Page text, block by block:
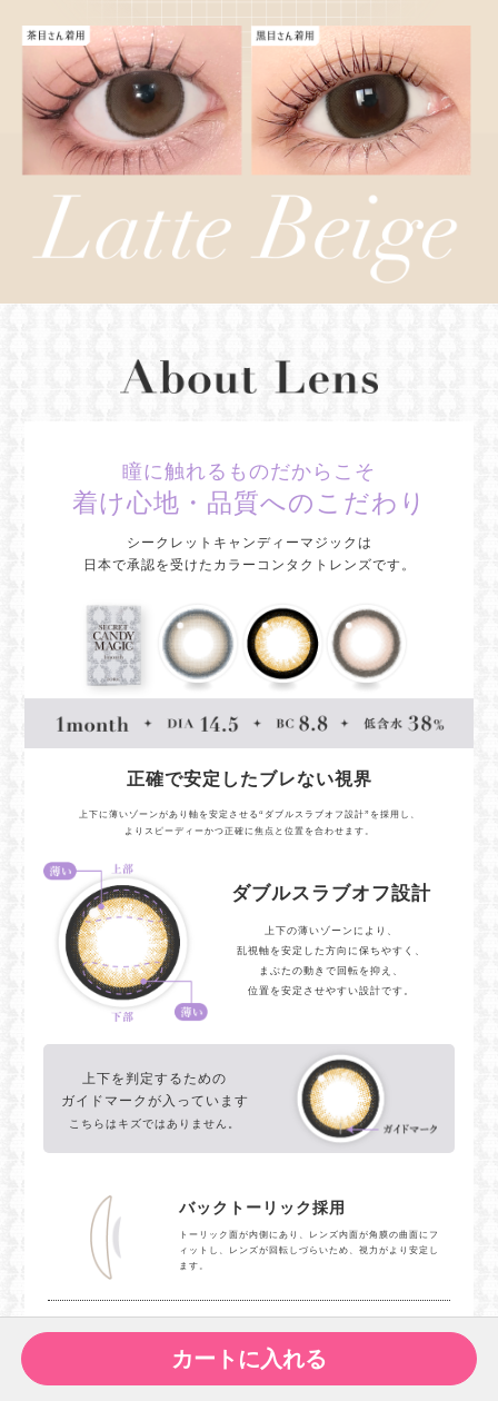
瞳に触れるものだからこそ
着け心地・品質へのこだわり
シークレットキャンディーマジックは
日本で承認を受けたカラーコンタクトレンズです。
正確で安定したブレない視界
上下に薄いゾーンがあり軸を安定させる“ダブルスラブオフ設計”を採用し、
よりスピーディーかつ正確に焦点と位置を合わせます。
ダブルスラブオフ設計
上下の薄いゾーンにより、
乱視軸を安定した方向に保ちやすく、
まぶたの動きで回転を抑え、
位置を安定させやすい設計です。
上下を判定するための
ガイドマークが入っています
こちらはキズではありません。
バックトーリック採用
トーリック面が内側にあり、レンズ内面が角膜の曲面にフ
ィットし、レンズが回転しづらいため、視力がより安定し
ます。
うるおい保つ低含水レンズ
水分蒸発が少なく、目の乾燥を防ぎうるおい感をキープ。
カートに入れる